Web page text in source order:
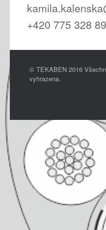
+420 775 328
© TEKABEN 2016
vyhrazena.